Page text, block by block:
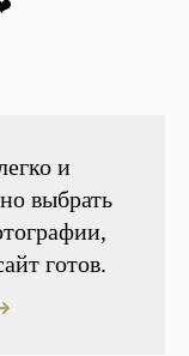
и
выбрать
готов.